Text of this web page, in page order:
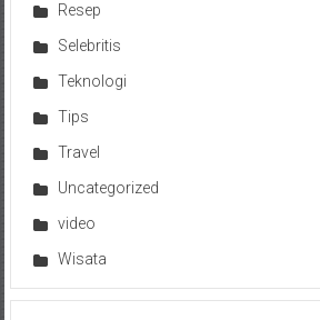
Resep
Selebritis
Teknologi
Tips
Travel
Uncategorized
video
Wisata